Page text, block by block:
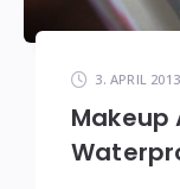
3. APRIL 2013
Makeup